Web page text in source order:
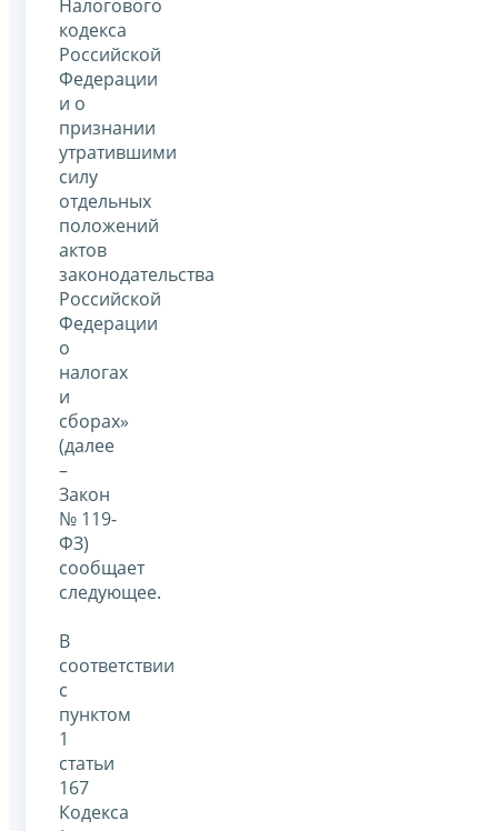
Налогового
кодекса
Российской
Федерации
и о
признании
утратившими
силу
отдельных
положений
актов
законодательства
Российской
Федерации
о
налогах
и
сборах»
(далее
–
Закон
№ 119-
ФЗ)
сообщает
следующее.
В
соответствии
с
пунктом
1
статьи
167
Кодекса